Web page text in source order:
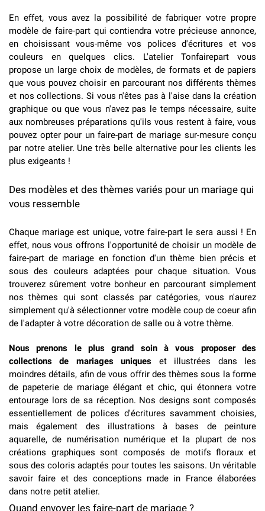
En effet, vous avez la possibilité de fabriquer votre propre
modèle de faire-part qui contiendra votre précieuse annonce,
en choisissant vous-même vos polices d'écritures et vos
couleurs en quelques clics. L'atelier Tonfairepart vous
propose un large choix de modèles, de formats et de papiers
que vous pouvez choisir en parcourant nos différents thèmes
et nos collections. Si vous n'êtes pas à l'aise dans la création
graphique ou que vous n'avez pas le temps nécessaire, suite
aux nombreuses préparations qu'ils vous restent à faire, vous
pouvez opter pour un faire-part de mariage sur-mesureconçu
par notre atelier. Une très belle alternative pour les clients les
plus exigeants !
Des modèles et des thèmes variés pour un mariage qui
vous ressemble
Chaque mariage est unique, votre faire-part le sera aussi ! En
effet, nous vous offrons l'opportunité de choisir un modèle de
faire-part de mariage en fonction d'un thème bien précis et
sous des couleurs adaptées pour chaque situation. Vous
trouverez sûrement votre bonheur en parcourant simplement
nos thèmes qui sont classés par catégories, vous n'aurez
simplement qu'à sélectionner votre modèle coup de coeur afin
de l'adapter à votre décoration de salle ou à votre thème.
Nous prenons le plus grand soin à vous proposer des
collections de mariages uniques et illustrées dans les
moindres détails, afin de vous offrir des thèmes sous la forme
de papeterie de mariage élégant et chic, qui étonnera votre
entourage lors de sa réception. Nos designs sont composés
essentiellement de polices d'écritures savamment choisies,
mais également des illustrations à bases de peinture
aquarelle, de numérisation numérique et la plupart de nos
créations graphiques sont composés de motifs floraux et
sous des coloris adaptés pour toutes les saisons. Un véritable
savoir faire et des conceptions made in France élaborées
dans notre petit atelier.
Quand envoyer les faire-part de mariage ?